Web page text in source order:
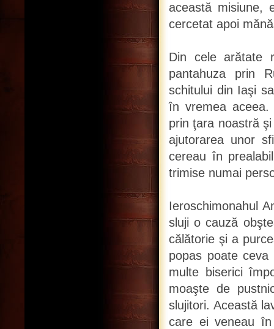
această misiune,
cercetat apoi
Din cele arătate
pantahuza prin
schitului din Iaşi
în vremea aceea.
prin ţara noastră
ajutorarea unor
cereau în
trimise numai
Ieroschimonahul
sluji o cauză
călătorie şi a
popas poate
multe biserici
moaşte de
slujitori. Această
care ei veneau